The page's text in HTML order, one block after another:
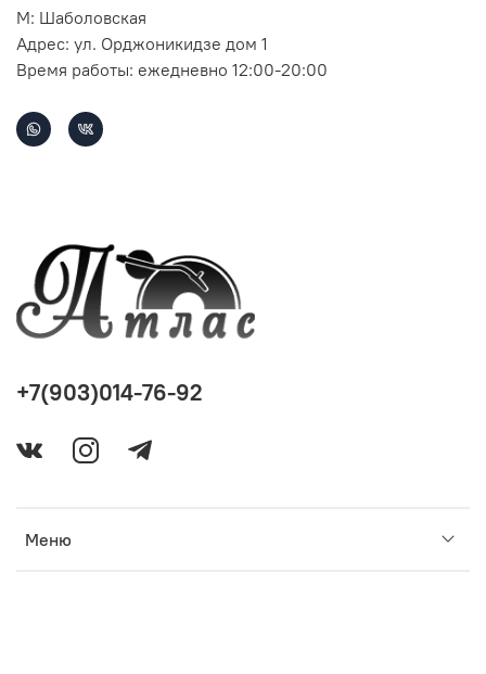
М: Шаболовская
Адрес: ул. Орджоникидзе дом 1
Время работы: ежедневно 12:00-20:00
Меню
+7(903)014-76-92